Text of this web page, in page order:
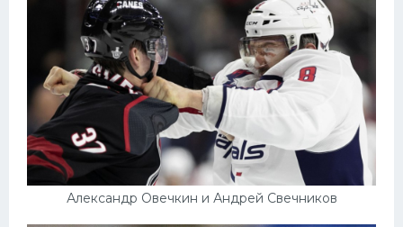
Александр Овечкин и Андрей Свечников